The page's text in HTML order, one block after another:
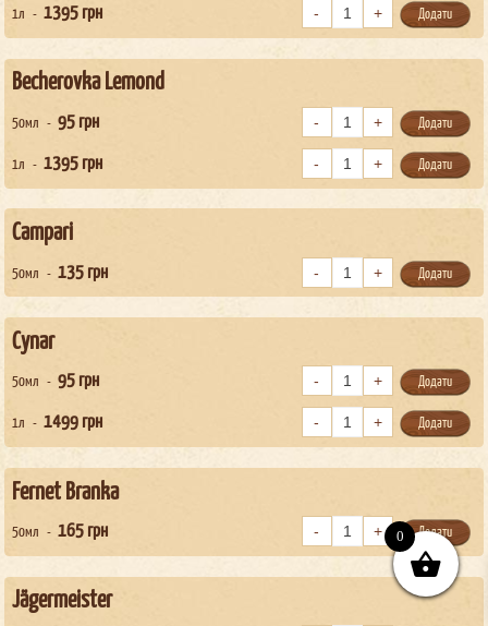
1л 1395 грн Додати
Becherovka Lemond
50мл 95 грн Додати
1л 1395 грн Додати
Campari
50мл 135 грн Додати
Cynar
50мл 95 грн Додати
1л 1499 грн Додати
Fernet Branka
50мл 165 грн Додати
Jägermeister
0